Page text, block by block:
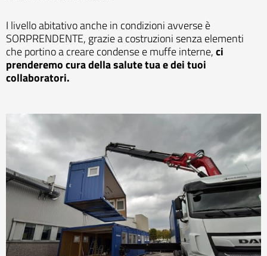
I livello abitativo anche in condizioni avverse è
SORPRENDENTE, grazie a costruzioni senza elementi
che portino a creare condense e muffe interne,ci
prenderemo cura della salute tua e dei tuoi
collaboratori.